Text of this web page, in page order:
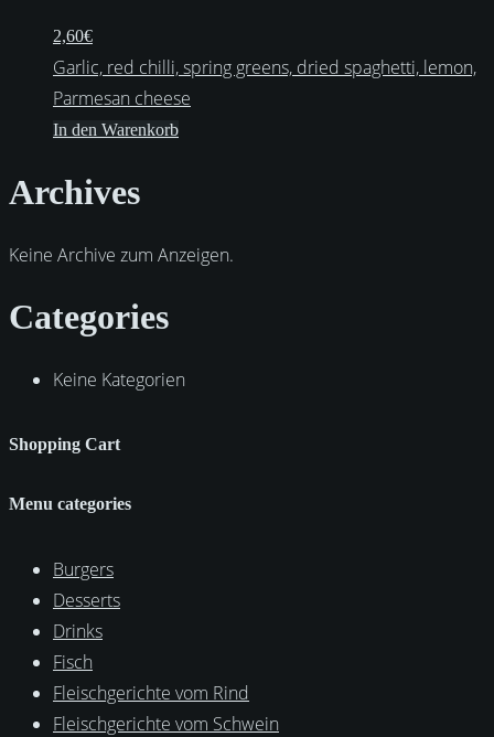
2,60€
Garlic, red chilli, spring greens, dried spaghetti, lemon,
Parmesan cheese
In den Warenkorb
Archives
Keine Archive zum Anzeigen.
Categories
Keine Kategorien
Shopping Cart
Menu categories
Burgers
Desserts
Drinks
Fisch
Fleischgerichte vom Rind
Fleischgerichte vom Schwein